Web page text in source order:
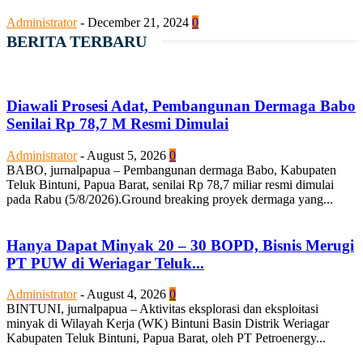
Administrator - December 21, 2024 0
BERITA TERBARU
Diawali Prosesi Adat, Pembangunan Dermaga Babo
Senilai Rp 78,7 M Resmi Dimulai
Administrator - August 5, 2026 0
BABO, jurnalpapua – Pembangunan dermaga Babo, Kabupaten
Teluk Bintuni, Papua Barat, senilai Rp 78,7 miliar resmi dimulai
pada Rabu (5/8/2026).Ground breaking proyek dermaga yang...
Hanya Dapat Minyak 20 – 30 BOPD, Bisnis Merugi
PT PUW di Weriagar Teluk...
Administrator -August 4, 2026 0
BINTUNI, jurnalpapua – Aktivitas eksplorasi dan eksploitasi
minyak di Wilayah Kerja (WK) Bintuni Basin Distrik Weriagar
Kabupaten Teluk Bintuni, Papua Barat, oleh PT Petroenergy...